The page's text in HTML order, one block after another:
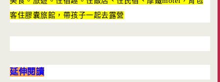
客住膠囊旅館，帶孩子一起去露營
延伸閱讀